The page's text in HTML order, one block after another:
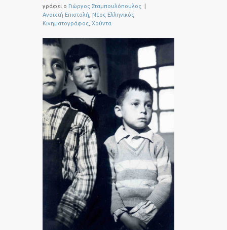
γράφει ο Γιώργος Σταμπουλόπουλος
Ανοιχτή Επιστολή
Νέος Ελληνικός
Κινηματογράφος Χούντα